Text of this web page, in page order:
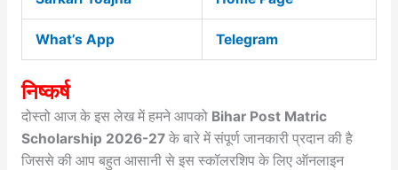
What’s App Telegram
निष्कर्ष
दोस्तो आज के इस लेख में हमने आपको Bihar Post Matric
Scholarship 2026-27 के बारे में संपूर्ण जानकारी प्रदान की है
जिससे की आप बहुत आसानी से इस स्कॉलरशिप के लिए ऑनलाइन